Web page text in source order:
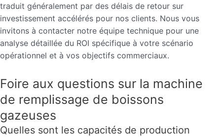
traduit généralement par des délais de retour sur
investissement accélérés pour nos clients. Nous vous
invitons à contacter notre équipe technique pour une
analyse détaillée du ROI spécifique à votre scénario
opérationnel et à vos objectifs commerciaux.
Foire aux questions sur la machine
de remplissage de boissons
gazeuses
Quelles sont les capacités de production